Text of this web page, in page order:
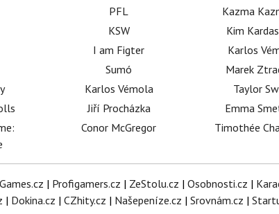
PFL
KSW
I am Figter
Sumó
Karlos Vémola
Jiří Procházka
Conor McGregor
Kazma
Kim
Karlos
Marek
Taylor
Emma
Timothée
Games.cz | Profigamers.cz | ZeStolu.cz | Osobnosti.cz |
| Dokina.cz | CZhity.cz | Našepeníze.cz | Srovnám.cz |